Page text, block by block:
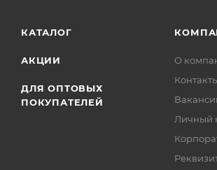
КАТАЛОГ
АКЦИИ
ДЛЯ ОПТОВЫХ
ПОКУПАТЕЛЕЙ
О
Личный